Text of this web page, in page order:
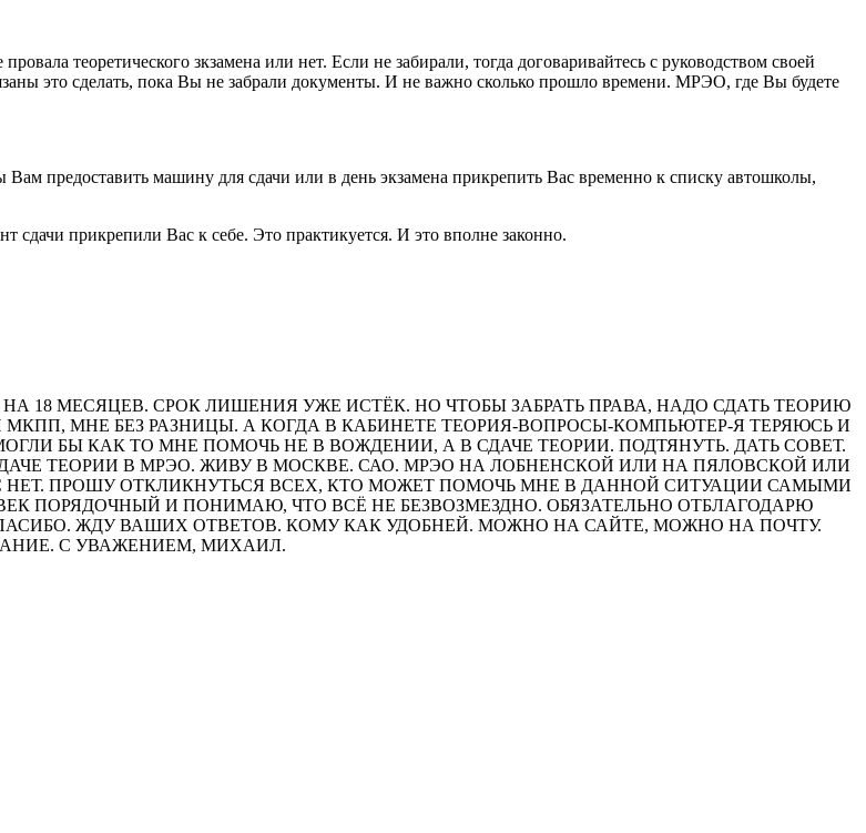
теоретического зкзамена или нет. Если не забирали, тогда договаривайтесь с руководством своей
это сделать, пока Вы не забрали документы. И не важно сколько прошло времени. МРЭО, где Вы будете
предоставить машину для сдачи или в день экзамена прикрепить Вас временно к списку автошколы,
сдачи прикрепили Вас к себе. Это практикуется. И это вполне законно.
18 МЕСЯЦЕВ. СРОК ЛИШЕНИЯ УЖЕ ИСТЁК. НО ЧТОБЫ ЗАБРАТЬ ПРАВА, НАДО СДАТЬ ТЕОРИЮ
МНЕ БЕЗ РАЗНИЦЫ. А КОГДА В КАБИНЕТЕ ТЕОРИЯ-ВОПРОСЫ-КОМПЬЮТЕР-Я ТЕРЯЮСЬ И
БЫ КАК ТО МНЕ ПОМОЧЬ НЕ В ВОЖДЕНИИ, А В СДАЧЕ ТЕОРИИ. ПОДТЯНУТЬ. ДАТЬ СОВЕТ.
ТЕОРИИ В МРЭО. ЖИВУ В МОСКВЕ. САО. МРЭО НА ЛОБНЕНСКОЙ ИЛИ НА ПЯЛОВСКОЙ ИЛИ
ПРОШУ ОТКЛИКНУТЬСЯ ВСЕХ, КТО МОЖЕТ ПОМОЧЬ МНЕ В ДАННОЙ СИТУАЦИИ САМЫМИ
ПОРЯДОЧНЫЙ И ПОНИМАЮ, ЧТО ВСЁ НЕ БЕЗВОЗМЕЗДНО. ОБЯЗАТЕЛЬНО ОТБЛАГОДАРЮ
ЖДУ ВАШИХ ОТВЕТОВ. КОМУ КАК УДОБНЕЙ. МОЖНО НА САЙТЕ, МОЖНО НА ПОЧТУ.
С УВАЖЕНИЕМ, МИХАИЛ.